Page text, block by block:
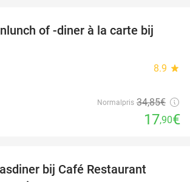
49%
of -diner à la carte bij
8.9 star
Normalpris 34,85€
17,90€
bij Café Restaurant